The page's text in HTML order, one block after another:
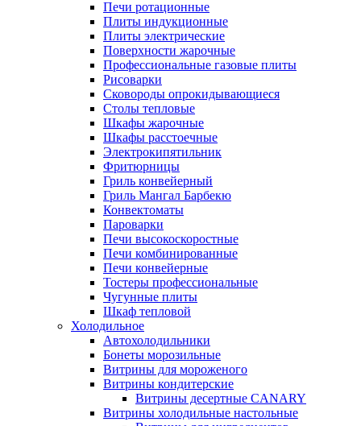
Печи ротационные
Плиты индукционные
Плиты электрические
Поверхности жарочные
Профессиональные газовые плиты
Рисоварки
Сковороды опрокидывающиеся
Столы тепловые
Шкафы жарочные
Шкафы расстоечные
Электрокипятильник
Фритюрницы
Гриль конвейерный
Гриль Мангал Барбекю
Конвектоматы
Пароварки
Печи высокоскоростные
Печи комбинированные
Печи конвейерные
Тостеры профессиональные
Чугунные плиты
Шкаф тепловой
Холодильное
Автохолодильники
Бонеты морозильные
Витрины для мороженого
Витрины кондитерские
Витрины десертные CANARY
Витрины холодильные настольные